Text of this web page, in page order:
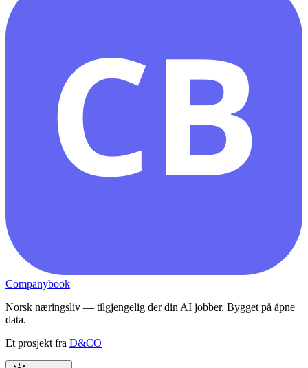
CB
Companybook
Norsk næringsliv — tilgjengelig der din AI jobber. Bygget på åpne
data.
Et prosjekt fra D&CO